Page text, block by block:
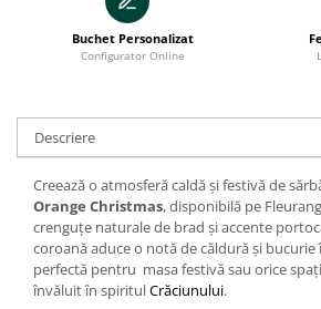
Buchet Personalizat
Configurator Online
Descriere
Creează o atmosferă caldă și festivă de
Orange Christmas, disponibilă pe
crenguțe naturale de brad și accente
coroană aduce o notă de căldură și bucurie
perfectă pentru masa festivă sau orice
învăluit în spiritulCrăciunului.